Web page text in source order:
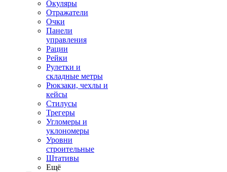
Окуляры
Отражатели
Очки
Панели
управления
Рации
Рейки
Рулетки и
складные метры
Рюкзаки, чехлы и
кейсы
Стилусы
Трегеры
Угломеры и
уклономеры
Уровни
строительные
Штативы
Ещё